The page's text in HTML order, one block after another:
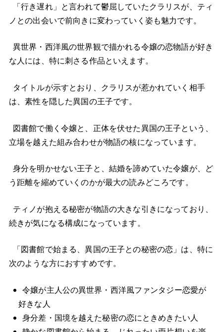
「行き遅れ」と言われて鬱屈していたクラリスが、ティ
ノとの出会いで前向きに変わっていく姿も魅力です。
異世界・西洋風の世界観で描かれる令嬢の恋物語が好き
な人には、特に刺さる作品といえます。
タイトルが示すとおり、クラリスが惹かれていく相手
は、素性を隠した異国の王子です。
図書館で働く令嬢と、正体を伏せた異国の王子という、
立場を越えた組み合わせが物語の核になっています。
身分を明かせない王子と、結婚を諦めていた令嬢が、ど
う距離を縮めていくのかが最大の読みどころです。
ティノが抱える秘密が物語の大きな引きになっており、
続きが気になる構成になっています。
「図書館で始まる、異国の王子との秘密の恋」は、特に
次のような方におすすめです。
令嬢が主人公の異世界・西洋風ファンタジー恋愛が
好きな人
身分差・国境を越えた秘密の恋にときめきたい人